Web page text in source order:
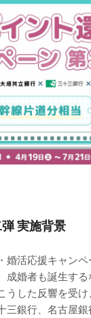
実施背景
婚活応援キャンペ
成婚者も誕生す
うした反響を受け
三銀行、名古屋銀